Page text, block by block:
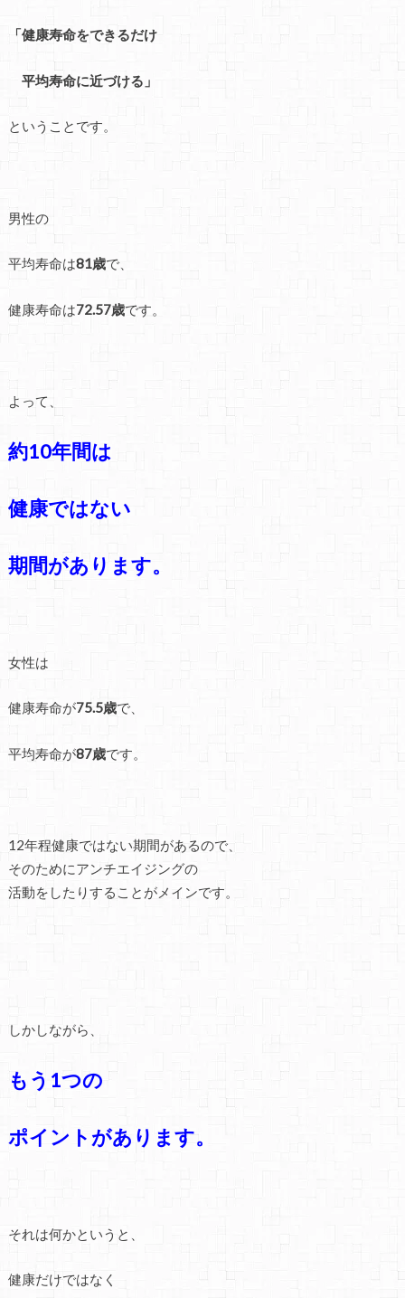
「健康寿命をできるだけ
平均寿命に近づける」
ということです。
男性の
平均寿命は81歳で、
健康寿命は72.57歳です。
よって、
約10年間は
健康ではない
期間があります。
女性は
健康寿命が75.5歳で、
平均寿命が87歳です。
12年程健康ではない期間があるので、
そのためにアンチエイジングの
活動をしたりすることがメインです。
しかしながら、
もう1つの
ポイントがあります。
それは何かというと、
健康だけではなく